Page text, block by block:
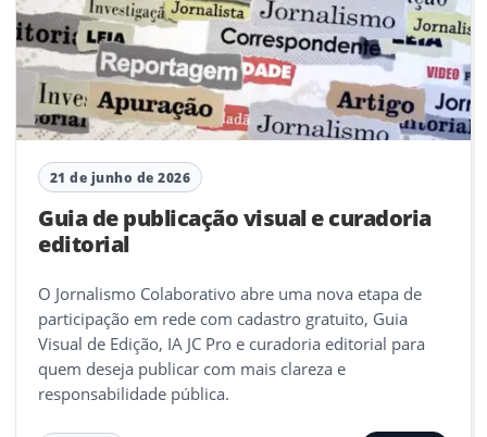
21 de junho de 2026
Guia de publicação visual e curadoria
editorial
O Jornalismo Colaborativo abre uma nova etapa de
participação em rede com cadastro gratuito, Guia
Visual de Edição, IA JC Pro e curadoria editorial para
quem deseja publicar com mais clareza e
responsabilidade pública.